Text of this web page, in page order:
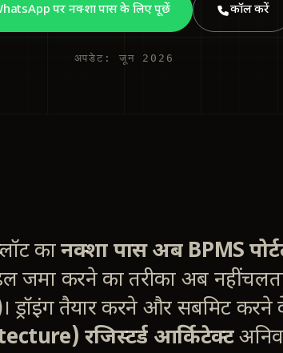
पर नक्शा पास के लिए पूछें कॉल करें
अपडेट: जून 2026
कानक्शा पास अब BPMS
जमा करने का तरीका अब नहीं
ड्रॉइंग तैयार करने और सबमिट
रजिस्टर्ड आर्किटेक्ट